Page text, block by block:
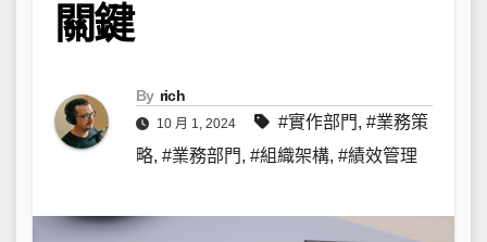
關鍵
By rich
10 月 1, 2024 #實作部門, #業務策
略, #業務部門, #組織架構, #績效管理